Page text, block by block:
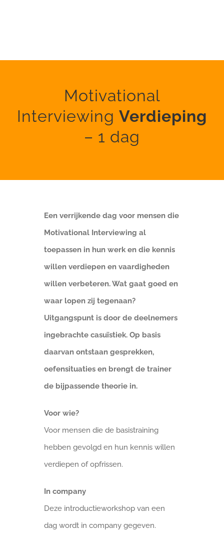
Motivational
Interviewing Verdieping
– 1 dag
Een verrijkende dag voor mensen die
Motivational Interviewing al
toepassen in hun werk en die kennis
willen verdiepen en vaardigheden
willen verbeteren. Wat gaat goed en
waar lopen zij tegenaan?
Uitgangspunt is door de deelnemers
ingebrachte casuïstiek. Op basis
daarvan ontstaan gesprekken,
oefensituaties en brengt de trainer
de bijpassende theorie in.
Voor wie?
Voor mensen die de basistraining
hebben gevolgd en hun kennis willen
verdiepen of opfrissen.
In company
Deze introductieworkshop van een
dag wordt in company gegeven.